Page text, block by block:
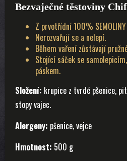
Bezvaječné těstoviny
Z prvotřídní 100%
Nerozvařují se a nelepí.
Během vaření zůstávají
Stojící sáček se
páskem.
Složení: krupice z tvrdé pšenice,
stopy vajec.
Alergeny: pšenice, vejce
Hmotnost: 500 g